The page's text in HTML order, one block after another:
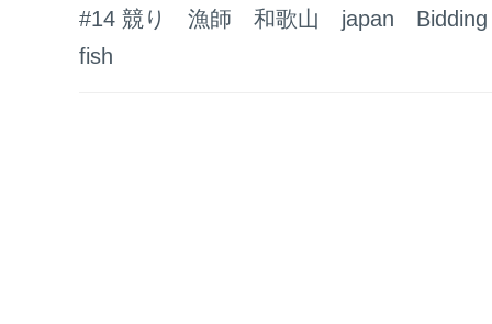
稿
#14 競り 漁師 和歌山 japan
fish